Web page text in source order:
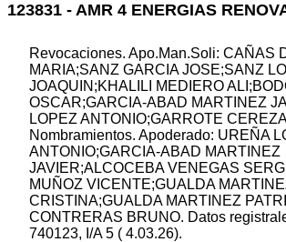
123831 - AMR 4 ENERGIAS
Revocaciones. Apo.Man.Soli: CAÑAS
MARIA;SANZ GARCIA JOSE;SANZ
JOAQUIN;KHALILI MEDIERO
OSCAR;GARCIA-ABAD MARTINEZ
LOPEZ ANTONIO;GARROTE
Nombramientos. Apoderado: UREÑA
ANTONIO;GARCIA-ABAD MARTINEZ
JAVIER;ALCOCEBA VENEGAS
MUÑOZ VICENTE;GUALDA
CRISTINA;GUALDA MARTINEZ
CONTRERAS BRUNO. Datos
740123, I/A 5 ( 4.03.26).